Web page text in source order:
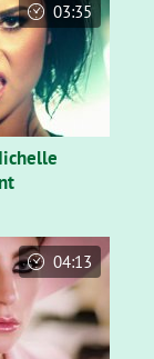
03:35
04:13